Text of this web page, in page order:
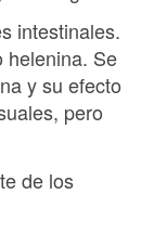
intestinales.
helenina. Se
y su efecto
pero
de los